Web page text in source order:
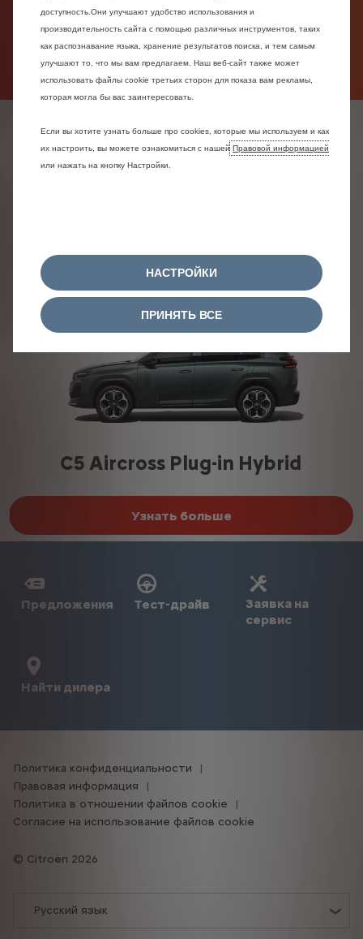
наслаждайтесь повышенной
производительностью, мгновенным крутящим
моментом и уверенным ускорением в тишине.
Когда вы хотите отправиться в более дальнюю
поездку, управление просто переходит к
бензиновому двигателю.
Подключаемые
гибридные
C5 Aircross Plug-in Hybrid
Узнать больше
Предложения Тест-драйв
Заявка на
сервис
Найти дилера
Русский язык
Citroën 2026
Политика конфиденциальности
Правовая информация
Политика в отношении файлов cookie
Согласие на использование файлов cookie
доступность.Они улучшают удобство использования и
производительность сайта с помощью различных инструментов, таких
как распознавание языка, хранение результатов поиска, и тем самым
улучшают то, что мы вам предлагаем. Наш веб-сайт также может
использовать файлы cookie третьих сторон для показа вам рекламы,
которая могла бы вас заинтересовать.
Если вы хотите узнать больше про cookies, которые мы используем и как
их настроить, вы можете ознакомиться с нашей Правовой информацией
или нажать на кнопку Настройки.
НАСТРОЙКИ
ПРИНЯТЬ ВСЕ